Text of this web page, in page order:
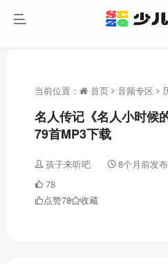
当前位置： 首页 音频专区
名人传记《名人小时候
79首MP3下载
孩子来听吧 8个月前发布
78
点赞78 收藏